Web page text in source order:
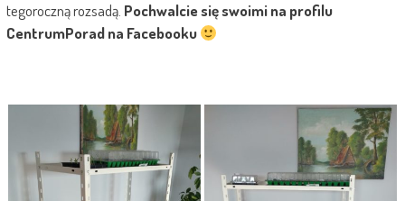
tegoroczną rozsadą. Pochwalcie się swoimi na profilu
CentrumPorad na Facebooku